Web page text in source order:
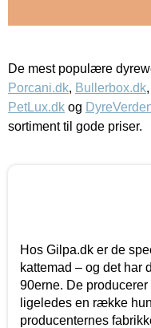
De mest populære
Porcani.dk, Bullerbox.dk,
PetLux.dk og
sortiment til gode priser.
Hos Gilpa.dk er de
kattemad – og det har
90erne. De
ligeledes en række
producenternes